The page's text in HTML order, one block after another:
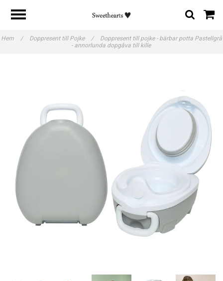
Hem / Doppresent till Pojke /
Doppresent till pojke - bärbar potta Pastellgrå
- annorlunda dopgåva till kille